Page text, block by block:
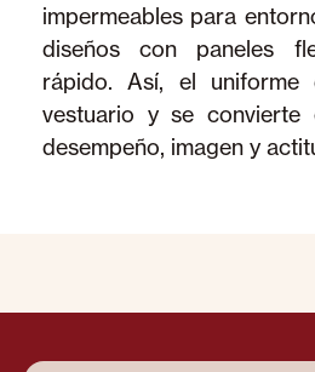
impermeables para
diseños con paneles
rápido. Así, el
vestuario y se
desempeño, imagen y